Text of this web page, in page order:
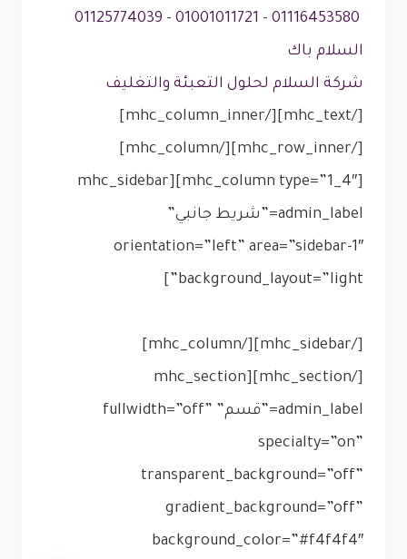
01116453580
–
01001011721
–
01125774039
السلام باك
شركة السلام لحلول التعبئة والتغليف
[/mhc_text][/mhc_column_inner]
[/mhc_row_inner][/mhc_column]
[mhc_column type=”1_4″][mhc_sidebar
admin_label=”شريط جانبي”
orientation=”left” area=”sidebar-1″
background_layout=”light”]
[/mhc_sidebar][/mhc_column]
[/mhc_section][mhc_section
admin_label=”قسم” fullwidth=”off”
specialty=”on”
transparent_background=”off”
gradient_background=”off”
background_color=”#f4f4f4″